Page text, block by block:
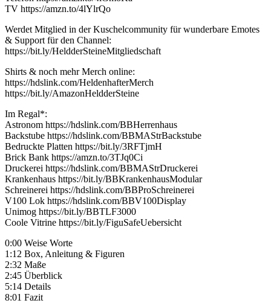
TV https://amzn.to/4lYlrQo
Werdet Mitglied in der Kuschelcommunity für wunderbare Emotes
& Support für den Channel:
https://bit.ly/HeldderSteineMitgliedschaft
Shirts & noch mehr Merch online:
https://hdslink.com/HeldenhafterMerch
https://bit.ly/AmazonHeldderSteine
Im Regal*:
Astronom https://hdslink.com/BBHerrenhaus
Backstube https://hdslink.com/BBMAStrBackstube
Bedruckte Platten https://bit.ly/3RFTjmH
Brick Bank https://amzn.to/3TJq0Ci
Druckerei https://hdslink.com/BBMAStrDruckerei
Krankenhaus https://bit.ly/BBKrankenhausModular
Schreinerei https://hdslink.com/BBProSchreinerei
V100 Lok https://hdslink.com/BBV100Display
Unimog https://bit.ly/BBTLF3000
Coole Vitrine https://bit.ly/FiguSafeUebersicht
0:00 Weise Worte
1:12 Box, Anleitung & Figuren
2:32 Maße
2:45 Überblick
5:14 Details
8:01 Fazit